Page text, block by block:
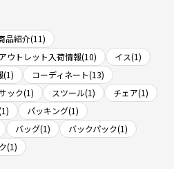
品紹介(11)
アウトレット入荷情報(10)
イス(1)
(1)
コーディネート(13)
ック(1) スツール(1)
チェア(1)
パッキング(1)
バッグ(1)
バックパック(1)
(1)